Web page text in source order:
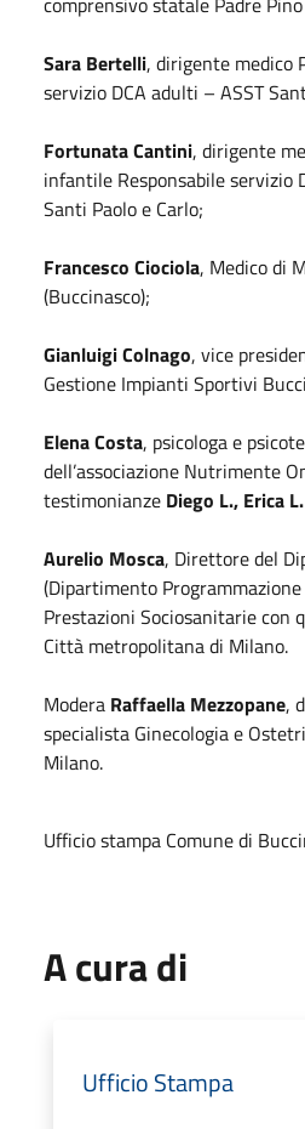
Sara Bertelli, dirigente medico
servizio DCA adulti – ASST
Fortunata Cantini, dirigente
infantile Responsabile servizio
Santi Paolo e Carlo;
Francesco Ciociola, Medico di
(Buccinasco);
Gianluigi Colnago, vice
Gestione Impianti Sportivi
Elena Costa, psicologa e
dell’associazione Nutrimente
testimonianze Diego L., Erica
Aurelio Mosca, Direttore del
(Dipartimento
Prestazioni Sociosanitarie con
Città metropolitana di Milano.
Modera Raffaella Mezzopane,
specialista Ginecologia e
Milano.
Ufficio stampa Comune di
A cura di
Ufficio Stampa